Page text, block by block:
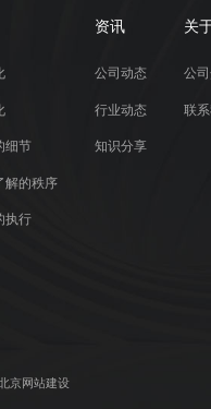
细节
解的秩序
执行
资讯
公司动态
行业动态
知识分享
关
公
联
京网站建设